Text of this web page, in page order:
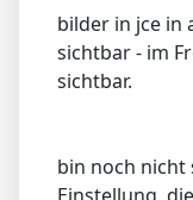
bilder in jce in
sichtbar - im
sichtbar.
bin noch nicht